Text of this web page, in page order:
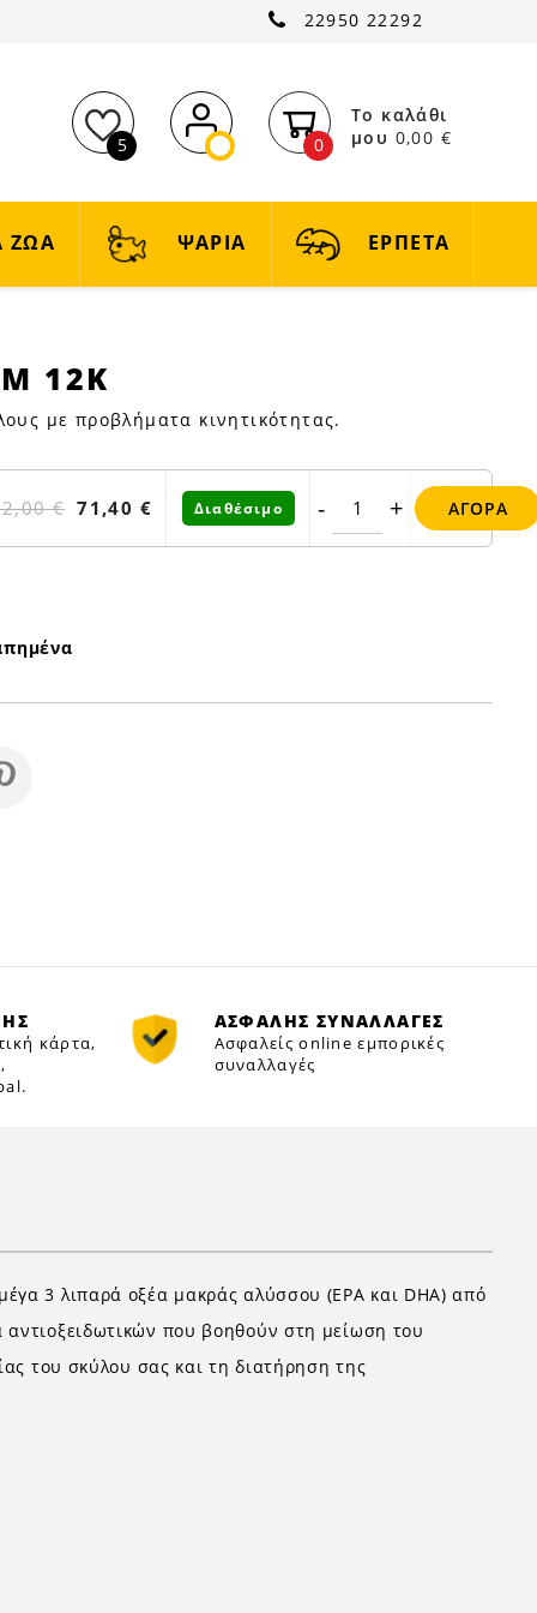
22950 22292
5 0
Το καλάθι
μου 0,00 €
ΖΩΑ ΨΑΡΙΑ ΕΡΠΕΤΑ
12K
με προβλήματα κινητικότητας.
€ 71,40 € Διαθέσιμο - + ΑΓΟΡΆ
κάρτα,
ΑΣΦΑΛΗΣ ΣΥΝΑΛΛΑΓΕΣ
Ασφαλείς online εμπορικές
συναλλαγές
3 λιπαρά οξέα μακράς αλύσσου (EPA και DHA) από
που βοηθούν στη μείωση του
του σκύλου σας και τη διατήρηση της